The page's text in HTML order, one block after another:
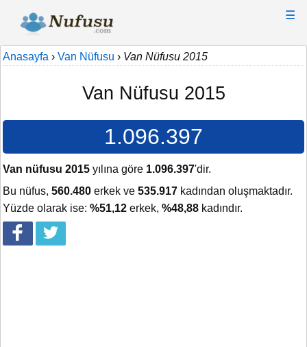
☰
Anasayfa › Van Nüfusu › Van Nüfusu 2015
Van Nüfusu 2015
1.096.397
Van nüfusu 2015 yılına göre 1.096.397'dir.
Bu nüfus, 560.480 erkek ve 535.917 kadından oluşmaktadır.
Yüzde olarak ise: %51,12 erkek, %48,88 kadındır.